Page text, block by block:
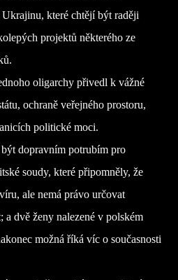
které chtějí být raději
projektů některého ze
oligarchy přivedl k vážné
ochraně veřejného prostoru,
politické moci.
být dopravním potrubím pro
soudy, které připomněly, že
ale nemá právo určovat
a dvě ženy nalezené v polském
možná říká víc o současnosti